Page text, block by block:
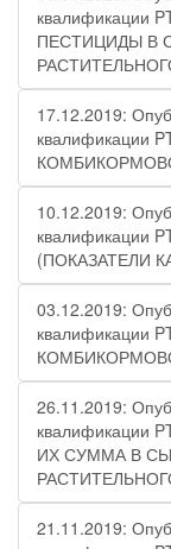
квалификации
ПЕСТИЦИДЫ В
17.12.2019:
квалификации
10.12.2019:
квалификации
(ПОКАЗАТЕЛИ
03.12.2019:
квалификации
26.11.2019:
квалификации
ИХ СУММА В
21.11.2019: